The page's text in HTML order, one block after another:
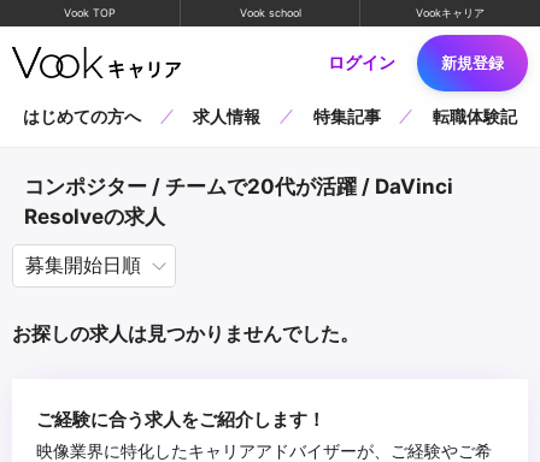
Vook TOP Vook school Vookキャリア
ログイン 新規登録
はじめての方へ 求人情報 特集記事 転職体験記
コンポジター / チームで20代が活躍 / DaVinci
Resolveの求人
お探しの求人は見つかりませんでした。
ご経験に合う求人をご紹介します！
映像業界に特化したキャリアアドバイザーが、ご経験やご希